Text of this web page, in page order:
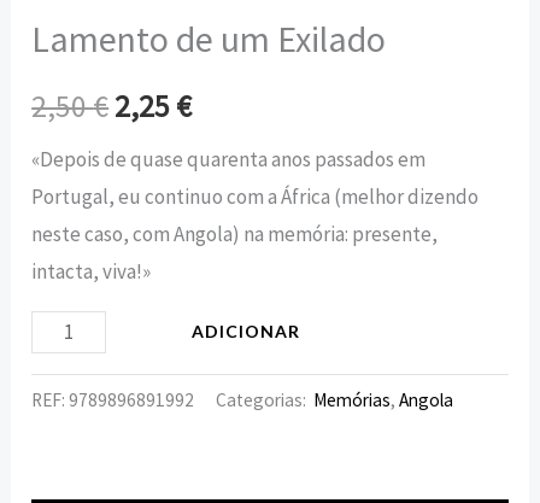
Lamento de um Exilado
2,50€2,25€
«Depois de quase quarenta anos passados em
Portugal, eu continuo com a África (melhor dizendo
neste caso, com Angola) na memória: presente,
intacta, viva!»
ADICIONAR
REF:9789896891992 Categorias: Memórias,Angola